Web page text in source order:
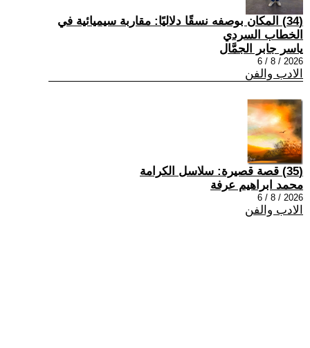
(34) المكان بوصفه نسقًا دلاليًا: مقاربة سيميائية في
الخطاب السردي
ياسر جابر الجمَّال
2026 / 8 / 6
الادب والفن
(35) قصة قصيرة: سلاسل الكرامة
محمد ابراهيم عرفة
2026 / 8 / 6
الادب والفن